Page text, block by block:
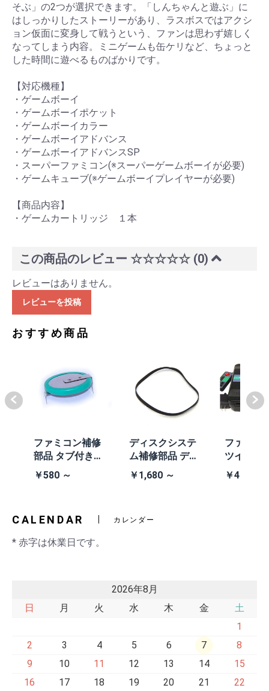
そぶ」の2つが選択できます。「しんちゃんと遊ぶ」に
はしっかりしたストーリーがあり、ラスボスではアクシ
ョン仮面に変身して戦うという、ファンは思わず嬉しく
なってしまう内容。ミニゲームも缶ケリなど、ちょっと
した時間に遊べるものばかりです。
【対応機種】
・ゲームボーイ
・ゲームボーイポケット
・ゲームボーイカラー
・ゲームボーイアドバンス
・ゲームボーイアドバンスSP
・スーパーファミコン(※スーパーゲームボーイが必要)
・ゲームキューブ(※ゲームボーイプレイヤーが必要)
【商品内容】
・ゲームカートリッジ １本
この商品のレビュー ☆☆☆☆☆ (0)
レビューはありません。
レビューを投稿
おすすめ商品
ファミコン補修
部品 タブ付きコ
イン電池(CR203
2)
￥580 ～
ディスクシステ
ム補修部品 ディ
スクシステム用
交換ベルト
￥1,680 ～
ファミコ
ツインフ
ン本体
黒・連射
￥41,980
CALENDAR カレンダー
* 赤字は休業日です。
2026年8月
日
月 火 水 木 金
土
1
2
3 4 5 6 7
8
9
10 11 12 13 14
15
16
17 18 19 20 21 22